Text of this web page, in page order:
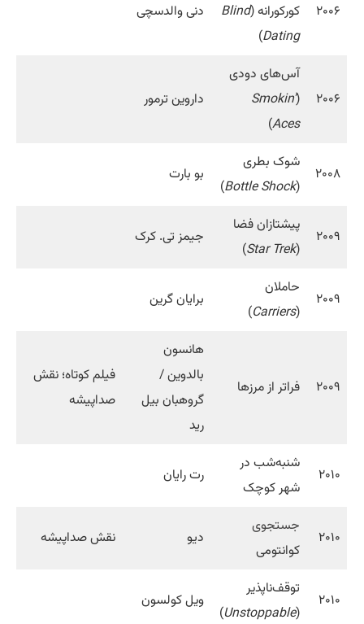
۲۰۰۶
کورکورانه (Blind
Dating
)
دنی والدسچی
۲۰۰۶
آس‌های دودی
(
Smokin’
Aces
)
داروین ترمور
۲۰۰۸
شوک بطری
(
Bottle Shock
)
بو بارت
۲۰۰۹
پیشتازان فضا
(
Star Trek
)
جیمز تی. کرک
۲۰۰۹
حاملان
(
Carriers
)
برایان گرین
۲۰۰۹ فراتر از مرزها
هانسون
بالدوین /
گروهبان بیل
رید
فیلم کوتاه؛ نقش
صداپیشه
۲۰۱۰
شنبه‌شب در
شهر کوچک
رت رایان
۲۰۱۰
جستجوی
کوانتومی
دیو نقش صداپیشه
۲۰۱۰
توقف‌ناپذیر
(
Unstoppable
)
ویل کولسون